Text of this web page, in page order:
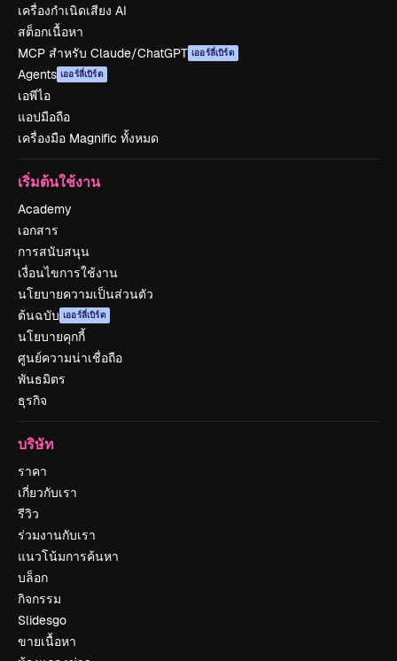
เครื่องกำเนิดเสียง AI
สต็อกเนื้อหา
MCP สำหรับ Claude/ChatGPT เออร์ลี่เบิร์ด
Agents เออร์ลี่เบิร์ด
เอพีไอ
แอปมือถือ
เครื่องมือ Magnific ทั้งหมด
เริ่มต้นใช้งาน
Academy
เอกสาร
การสนับสนุน
เงื่อนไขการใช้งาน
นโยบายความเป็นส่วนตัว
ต้นฉบับ เออร์ลี่เบิร์ด
นโยบายคุกกี้
ศูนย์ความน่าเชื่อถือ
พันธมิตร
ธุรกิจ
บริษัท
ราคา
เกี่ยวกับเรา
รีวิว
ร่วมงานกับเรา
แนวโน้มการค้นหา
บล็อก
กิจกรรม
Slidesgo
ขายเนื้อหา